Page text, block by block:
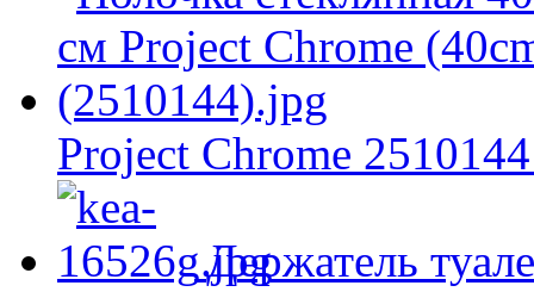
Project Chrome 2510144
Держатель